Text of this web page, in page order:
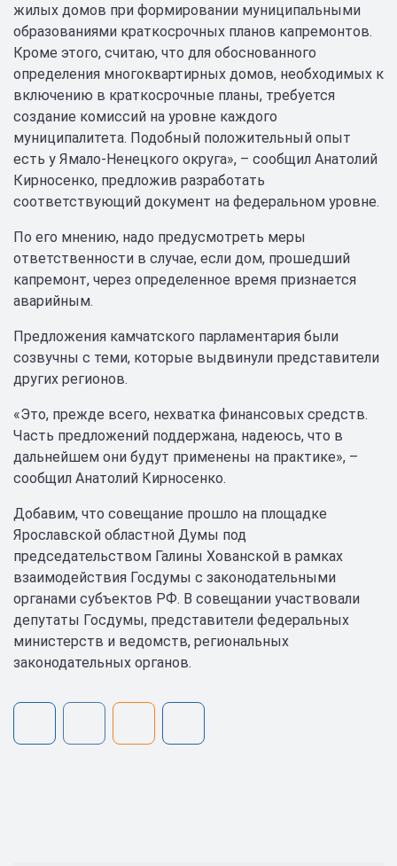
жилых домов при формировании муниципальными
образованиями краткосрочных планов капремонтов.
Кроме этого, считаю, что для обоснованного
определения многоквартирных домов, необходимых к
включению в краткосрочные планы, требуется
создание комиссий на уровне каждого
муниципалитета. Подобный положительный опыт
есть у Ямало-Ненецкого округа», – сообщил Анатолий
Кирносенко, предложив разработать
соответствующий документ на федеральном уровне.
По его мнению, надо предусмотреть меры
ответственности в случае, если дом, прошедший
капремонт, через определенное время признается
аварийным.
Предложения камчатского парламентария были
созвучны с теми, которые выдвинули представители
других регионов.
«Это, прежде всего, нехватка финансовых средств.
Часть предложений поддержана, надеюсь, что в
дальнейшем они будут применены на практике», –
сообщил Анатолий Кирносенко.
Добавим, что совещание прошло на площадке
Ярославской областной Думы под
председательством Галины Хованской в рамках
взаимодействия Госдумы с законодательными
органами субъектов РФ. В совещании участвовали
депутаты Госдумы, представители федеральных
министерств и ведомств, региональных
законодательных органов.